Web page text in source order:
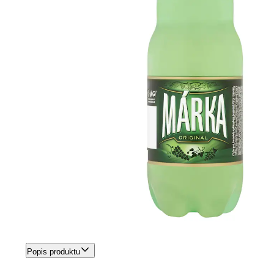
Popis produktu